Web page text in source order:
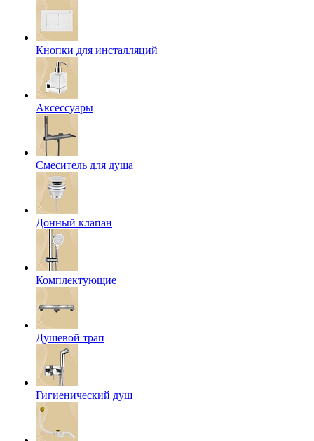
Кнопки для инсталляций
Аксессуары
Смеситель для душа
Донный клапан
Комплектующие
Душевой трап
Гигиенический душ